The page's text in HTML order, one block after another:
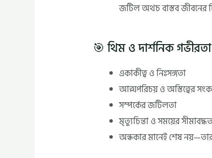
জটিল অথচ বাস্তব জীবনের
🎯 থিম ও দার্শনিক গভীরতা
একাকীত্ব ও নিঃসঙ্গতা
আত্মপরিচয় ও অস্তিত্বের
সম্পর্কের জটিলতা
মৃত্যুচিন্তা ও সময়ের
অন্ধকার মানেই শেষ